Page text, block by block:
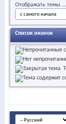
Отображать темы ...
Список иконок